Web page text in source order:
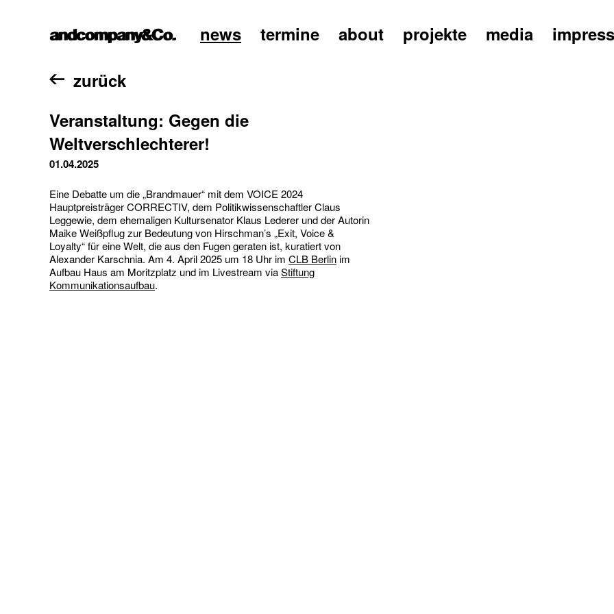
home news termine about projekte media
zurück
Veranstaltung: Gegen die
Weltverschlechterer!
01.04.2025
Eine Debatte um die „Brandmauer“ mit dem VOICE 2024
Hauptpreisträger CORRECTIV, dem Politikwissenschaftler Claus
Leggewie, dem ehemaligen Kultursenator Klaus Lederer und der Autorin
Maike Weißpflug zur Bedeutung von Hirschman’s „Exit, Voice &
Loyalty“ für eine Welt, die aus den Fugen geraten ist, kuratiert von
Alexander Karschnia. Am 4. April 2025 um 18 Uhr im CLB Berlinim
Aufbau Haus am Moritzplatz und im Livestream viaStiftung
Kommunikationsaufbau.